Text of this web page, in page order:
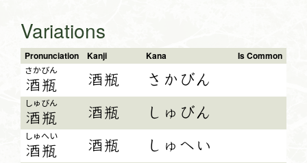
Variations
Pronunciation Kanji Kana Is Common
さか
酒
びん
瓶 酒瓶 さかびん
しゅ
酒
びん
瓶 酒瓶 しゅびん
しゅ
酒
へい
瓶 酒瓶 しゅへい